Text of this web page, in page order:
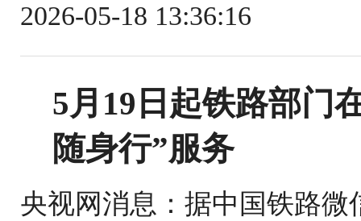
2026-05-18 13:36:16
5月19日起铁路部门
随身行”服务
央视网消息：据中国铁路